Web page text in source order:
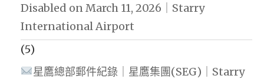
Disabled on March 11, 2026｜Starry
International Airport
(5)
星鷹總部郵件紀錄｜星鷹集團(SEG)｜Starry